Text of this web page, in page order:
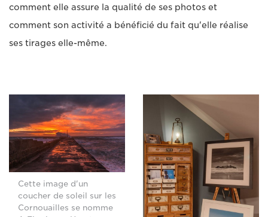
comment elle assure la qualité de ses photos et
comment son activité a bénéficié du fait qu'elle réalise
ses tirages elle-même.
Cette image d'un
coucher de soleil sur les
Cornouailles se nomme